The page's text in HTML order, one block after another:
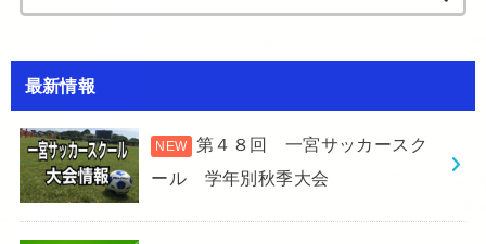
for:
最新情報
第４８回 一宮サッカースク
ール 学年別秋季大会